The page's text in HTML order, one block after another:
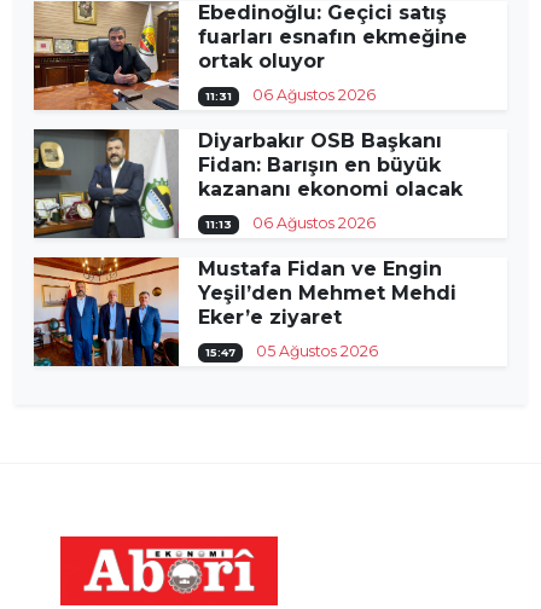
Ebedinoğlu: Geçici satış
fuarları esnafın ekmeğine
ortak oluyor
11:31 06 Ağustos 2026
Diyarbakır OSB Başkanı
Fidan: Barışın en büyük
kazananı ekonomi olacak
11:13 06 Ağustos 2026
Mustafa Fidan ve Engin
Yeşil’den Mehmet Mehdi
Eker’e ziyaret
15:47 05 Ağustos 2026